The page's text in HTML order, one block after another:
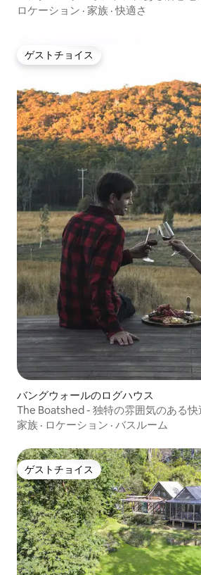
ロケーション · 家族 ·快適さ
ゲストチョイス
ゲストチョイス
バングウォールのログハウス
The Boatshed - 独特の雰囲気のある快
家族 · ロケーション · バスルーム
ゲストチョイス
ゲストチョイス